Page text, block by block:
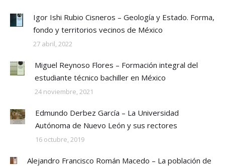
Igor Ishi Rubio Cisneros – Geología y Estado. Forma,
fondo y territorios vecinos de México
27 abril, 2022
Miguel Reynoso Flores – Formación integral del
estudiante técnico bachiller en México
24 noviembre, 2021
Edmundo Derbez García – La Universidad
Autónoma de Nuevo León y sus rectores
16 octubre, 2019
Alejandro Francisco Román Macedo – La población de